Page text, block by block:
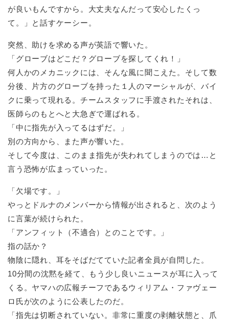
が良いもんですから。大丈夫なんだって安心したくっ
て。」と話すケーシー。
突然、助けを求める声が英語で響いた。
「グローブはどこだ？グローブを探してくれ！」
何人かのメカニックには、そんな風に聞こえた。そして数
分後、片方のグローブを持った１人のマーシャルが、バイ
クに乗って現れる。チームスタッフに手渡されたそれは、
医師らのもとへと大急ぎで運ばれる。
「中に指先が入ってるはずだ。」
別の方向から、また声が響いた。
そして今度は、このまま指先が失われてしまうのでは…と
言う恐怖が広まっていった。
「欠場です。」
やっとドルナのメンバーから情報が出されると、次のよう
に言葉が続けられた。
「アンフィット（不適合）とのことです。」
指の話か？
物陰に隠れ、耳をそばだてていた記者全員が自問した。
10分間の沈黙を経て、もう少し良いニュースが耳に入って
くる。ヤマハの広報チーフであるウィリアム・ファヴェー
ロ氏が次のように公表したのだ。
「指先は切断されていない。非常に重度の剥離状態と、爪